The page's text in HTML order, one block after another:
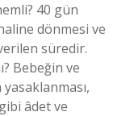
40 gün
dönmesi ve
süredir.
Bebeğin ve
âdet ve